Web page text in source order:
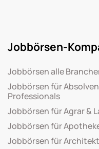
Jobbörsen-
Jobbörsen alle
Jobbörsen für
Professionals
Jobbörsen für Agrar &
Jobbörsen für
Jobbörsen für